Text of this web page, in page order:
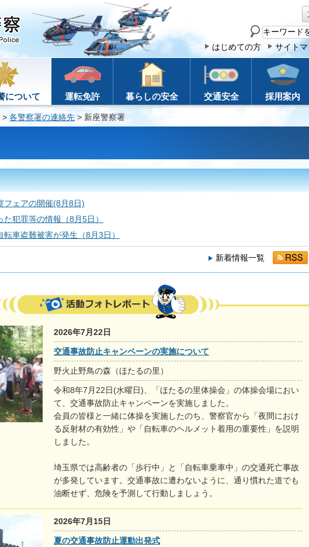
サ
イ
ト
はじめての方
サイト
について 運転免許 暮らしの安全 交通安全 採用案内
> 各警察署の連絡先 > 新座警察署
フェアの開催(8月8日)
た犯罪等の情報（8月5日）
転車盗難被害が発生（8月3日）
新着情報一覧
2026年7月22日
交通事故防止キャンペーンの実施について
野火止野鳥の森（ほたるの里）
令和8年7月22日(水曜日)、「ほたるの里体操会」の体操会場におい
て、交通事故防止キャンペーンを実施しました。
会員の皆様と一緒に体操を実施したのち、警察官から「夜間におけ
る反射材の有効性」や「自転車のヘルメット着用の重要性」を説明
しました。
埼玉県では高齢者の「歩行中」と「自転車乗車中」の交通死亡事故
が多発しています。交通事故に遭わないように、通り慣れた道でも
油断せず、危険を予測して行動しましょう。
2026年7月15日
夏の交通事故防止運動出発式